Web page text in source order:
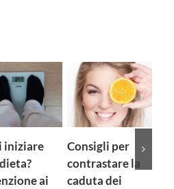
Consigli per
contrastare la
caduta dei
Asse
intestino-